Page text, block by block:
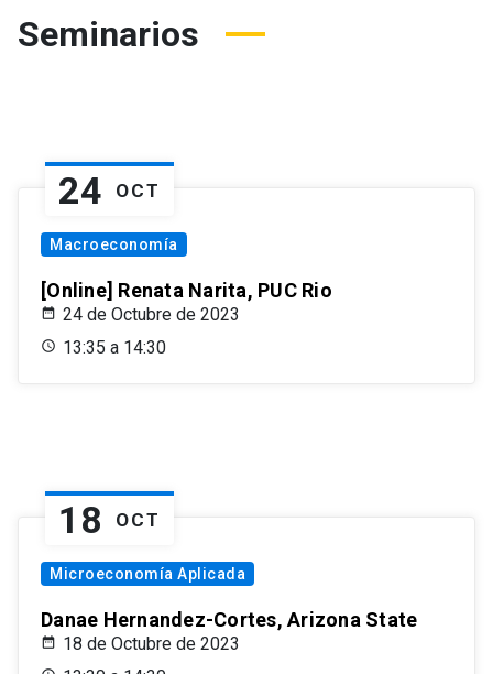
Seminarios
24 OCT
Macroeconomía
[Online] Renata Narita, PUC Rio
24 de Octubre de 2023
13:35 a 14:30
18 OCT
Microeconomía Aplicada
Danae Hernandez-Cortes, Arizona State
18 de Octubre de 2023